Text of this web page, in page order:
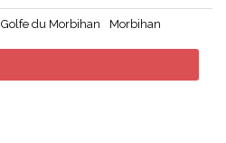
Golfe du Morbihan
Morbihan